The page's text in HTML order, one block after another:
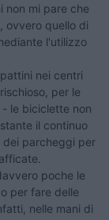
non mi pare che
ovvero quello di
l'utilizzo
nei centri
per le
le biciclette non
il continuo
dei parcheggi per
poche le
per fare delle
nelle mani di